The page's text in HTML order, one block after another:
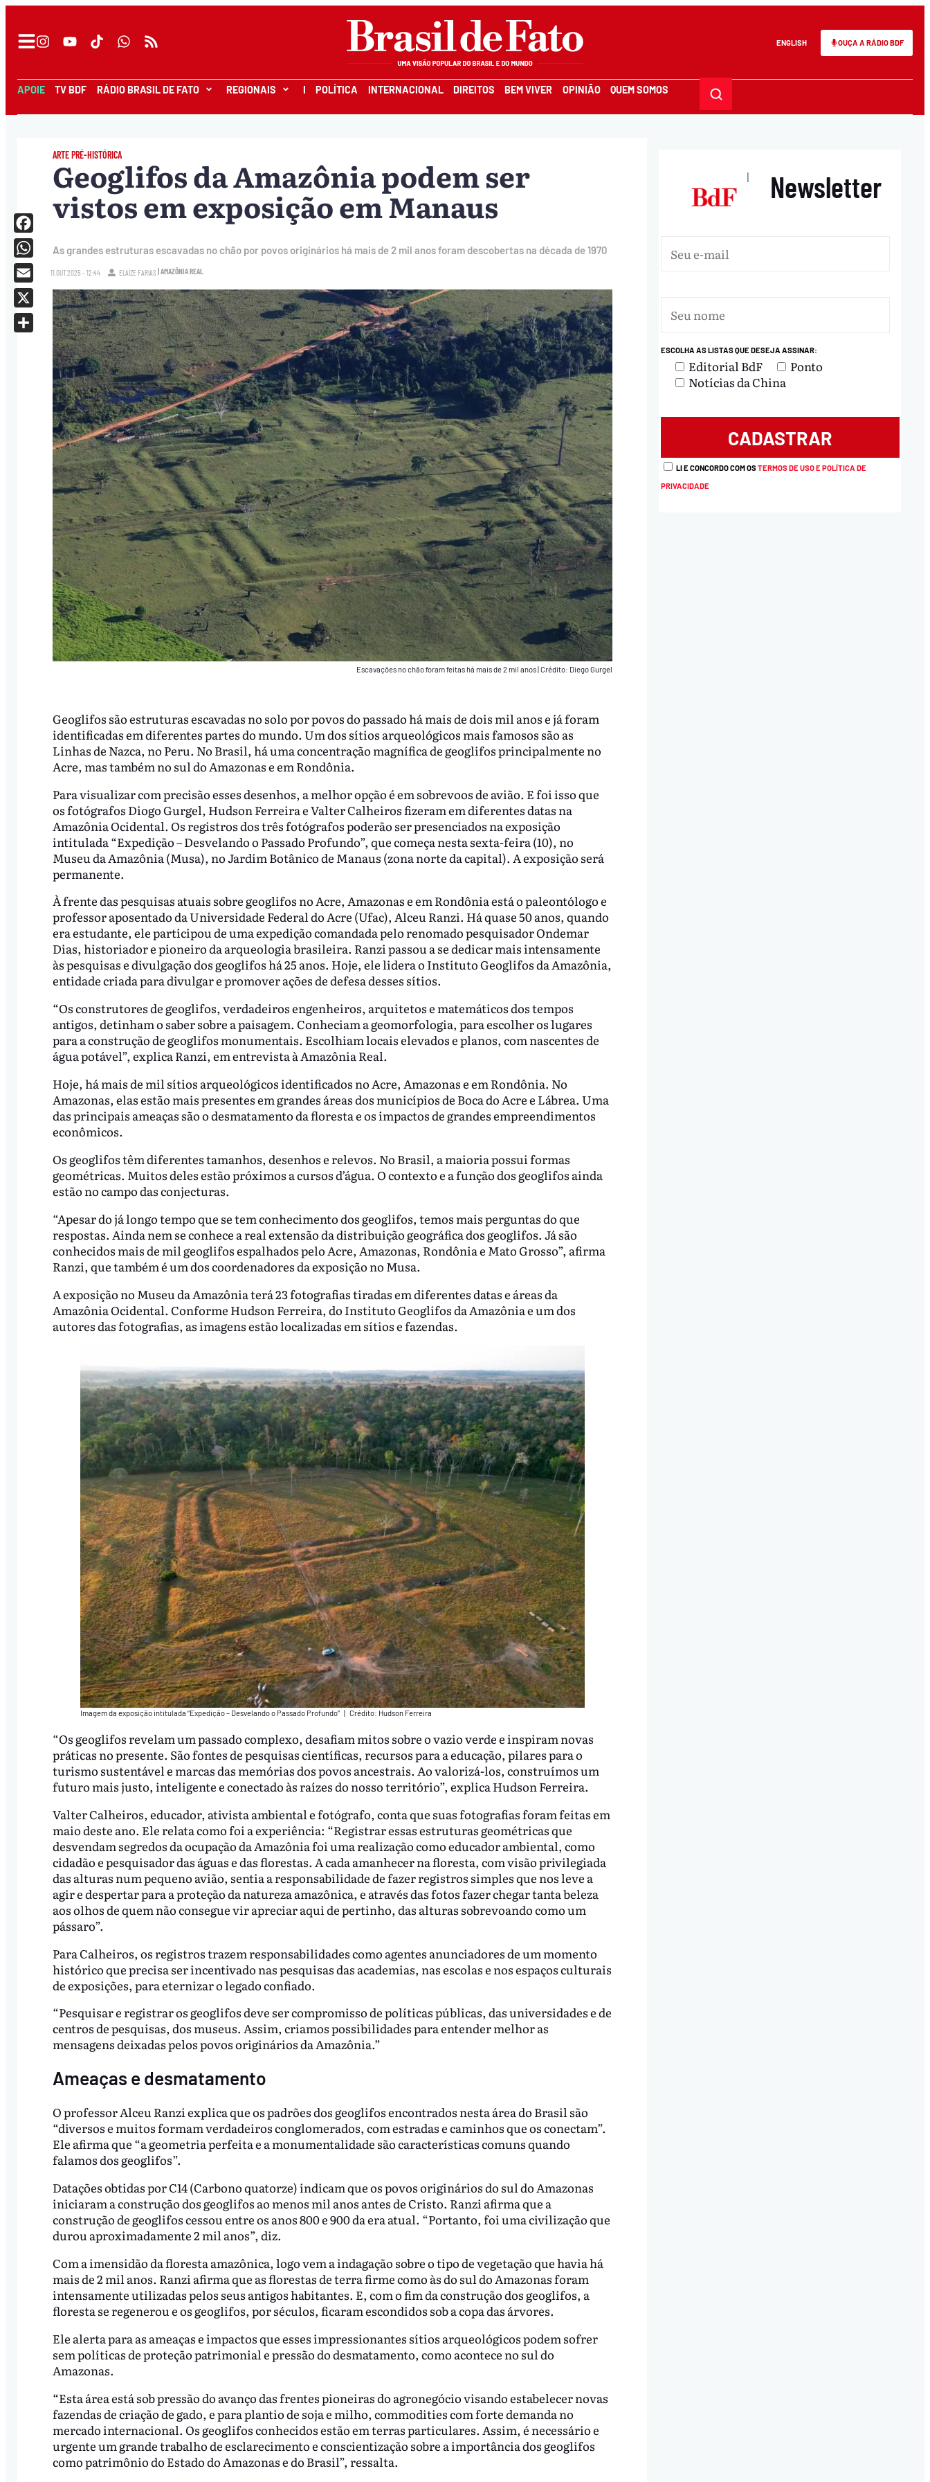
ENGLISH OUÇA A RÁDIO BDF
APOIE TV BDF RÁDIO BRASIL DE FATO REGIONAIS I POLÍTICA INTERNACIONAL DIREITOS BEM VIVER OPINIÃO QUEM SOMOS
ARTE PRÉ-HISTÓRICA
Geoglifos da Amazônia podem ser
vistos em exposição em Manaus
As grandes estruturas escavadas no chão por povos originários há mais de 2 mil anos foram descobertas na década de 1970
11.OUT.2025 - 12:44 ELAÍZE FARIAS | AMAZÔNIA REAL
Escavações no chão foram feitas há mais de 2 mil anos|Crédito: Diego Gurgel
Geoglifos são estruturas escavadas no solo por povos do passado há mais de dois mil anos e já foram
identificadas em diferentes partes do mundo. Um dos sítios arqueológicos mais famosos são as
Linhas de Nazca, no Peru. No Brasil, há uma concentração magnífica de geoglifos principalmente no
Acre, mas também no sul do Amazonas e em Rondônia.
Para visualizar com precisão esses desenhos, a melhor opção é em sobrevoos de avião. E foi isso que
os fotógrafos Diogo Gurgel, Hudson Ferreira e Valter Calheiros fizeram em diferentes datas na
Amazônia Ocidental. Os registros dos três fotógrafos poderão ser presenciados na exposição
intitulada “Expedição – Desvelando o Passado Profundo”, que começa nesta sexta-feira (10), no
Museu da Amazônia (Musa), no Jardim Botânico de Manaus (zona norte da capital). A exposição será
permanente.
À frente das pesquisas atuais sobre geoglifos no Acre, Amazonas e em Rondônia está o paleontólogo e
professor aposentado da Universidade Federal do Acre (Ufac), Alceu Ranzi. Há quase 50 anos, quando
era estudante, ele participou de uma expedição comandada pelo renomado pesquisador Ondemar
Dias, historiador e pioneiro da arqueologia brasileira. Ranzi passou a se dedicar mais intensamente
às pesquisas e divulgação dos geoglifos há 25 anos. Hoje, ele lidera o Instituto Geoglifos da Amazônia,
entidade criada para divulgar e promover ações de defesa desses sítios.
“Os construtores de geoglifos, verdadeiros engenheiros, arquitetos e matemáticos dos tempos
antigos, detinham o saber sobre a paisagem. Conheciam a geomorfologia, para escolher os lugares
para a construção de geoglifos monumentais. Escolhiam locais elevados e planos, com nascentes de
água potável”, explica Ranzi, em entrevista à Amazônia Real.
Hoje, há mais de mil sítios arqueológicos identificados no Acre, Amazonas e em Rondônia. No
Amazonas, elas estão mais presentes em grandes áreas dos municípios de Boca do Acre e Lábrea. Uma
das principais ameaças são o desmatamento da floresta e os impactos de grandes empreendimentos
econômicos.
Os geoglifos têm diferentes tamanhos, desenhos e relevos. No Brasil, a maioria possui formas
geométricas. Muitos deles estão próximos a cursos d’água. O contexto e a função dos geoglifos ainda
estão no campo das conjecturas.
“Apesar do já longo tempo que se tem conhecimento dos geoglifos, temos mais perguntas do que
respostas. Ainda nem se conhece a real extensão da distribuição geográfica dos geoglifos. Já são
conhecidos mais de mil geoglifos espalhados pelo Acre, Amazonas, Rondônia e Mato Grosso”, afirma
Ranzi, que também é um dos coordenadores da exposição no Musa.
A exposição no Museu da Amazônia terá 23 fotografias tiradas em diferentes datas e áreas da
Amazônia Ocidental. Conforme Hudson Ferreira, do Instituto Geoglifos da Amazônia e um dos
autores das fotografias, as imagens estão localizadas em sítios e fazendas.
Imagem da exposição intitulada “Expedição – Desvelando o Passado Profundo” | Crédito: Hudson Ferreira
“Os geoglifos revelam um passado complexo, desafiam mitos sobre o vazio verde e inspiram novas
práticas no presente. São fontes de pesquisas científicas, recursos para a educação, pilares para o
turismo sustentável e marcas das memórias dos povos ancestrais. Ao valorizá-los, construímos um
futuro mais justo, inteligente e conectado às raízes do nosso território”, explica Hudson Ferreira.
Valter Calheiros, educador, ativista ambiental e fotógrafo, conta que suas fotografias foram feitas em
maio deste ano. Ele relata como foi a experiência: “Registrar essas estruturas geométricas que
desvendam segredos da ocupação da Amazônia foi uma realização como educador ambiental, como
cidadão e pesquisador das águas e das florestas. A cada amanhecer na floresta, com visão privilegiada
das alturas num pequeno avião, sentia a responsabilidade de fazer registros simples que nos leve a
agir e despertar para a proteção da natureza amazônica, e através das fotos fazer chegar tanta beleza
aos olhos de quem não consegue vir apreciar aqui de pertinho, das alturas sobrevoando como um
pássaro”.
Para Calheiros, os registros trazem responsabilidades como agentes anunciadores de um momento
histórico que precisa ser incentivado nas pesquisas das academias, nas escolas e nos espaços culturais
de exposições, para eternizar o legado confiado.
“Pesquisar e registrar os geoglifos deve ser compromisso de políticas públicas, das universidades e de
centros de pesquisas, dos museus. Assim, criamos possibilidades para entender melhor as
mensagens deixadas pelos povos originários da Amazônia.”
Ameaças e desmatamento
O professor Alceu Ranzi explica que os padrões dos geoglifos encontrados nesta área do Brasil são
“diversos e muitos formam verdadeiros conglomerados, com estradas e caminhos que os conectam”.
Ele afirma que “a geometria perfeita e a monumentalidade são características comuns quando
falamos dos geoglifos”.
Datações obtidas por C14 (Carbono quatorze) indicam que os povos originários do sul do Amazonas
iniciaram a construção dos geoglifos ao menos mil anos antes de Cristo. Ranzi afirma que a
construção de geoglifos cessou entre os anos 800 e 900 da era atual. “Portanto, foi uma civilização que
durou aproximadamente 2 mil anos”, diz.
Com a imensidão da floresta amazônica, logo vem a indagação sobre o tipo de vegetação que havia há
mais de 2 mil anos. Ranzi afirma que as florestas de terra firme como às do sul do Amazonas foram
intensamente utilizadas pelos seus antigos habitantes. E, com o fim da construção dos geoglifos, a
floresta se regenerou e os geoglifos, por séculos, ficaram escondidos sob a copa das árvores.
Ele alerta para as ameaças e impactos que esses impressionantes sítios arqueológicos podem sofrer
sem políticas de proteção patrimonial e pressão do desmatamento, como acontece no sul do
Amazonas.
“Esta área está sob pressão do avanço das frentes pioneiras do agronegócio visando estabelecer novas
fazendas de criação de gado, e para plantio de soja e milho, commodities com forte demanda no
mercado internacional. Os geoglifos conhecidos estão em terras particulares. Assim, é necessário e
urgente um grande trabalho de esclarecimento e conscientização sobre a importância dos geoglifos
como patrimônio do Estado do Amazonas e do Brasil”, ressalta.
Facebook
WhatsApp
Email
X
| Newsletter
ESCOLHA AS LISTAS QUE DESEJA ASSINAR:
Editorial BdF
Ponto
Notícias da China
LI E CONCORDO COM OSTERMOS DE USO E POLÍTICA DE
PRIVACIDADE